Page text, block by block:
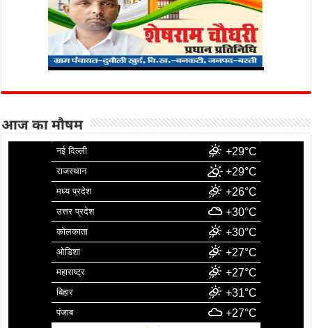
आज का मौषम
नई दिल्ली +29°C
राजस्थान +29°C
मध्य प्रदेश +26°C
उत्तर प्रदेश +30°C
कोलकाता +30°C
ओडिशा +27°C
महाराष्ट्र +27°C
बिहार +31°C
पंजाब +27°C